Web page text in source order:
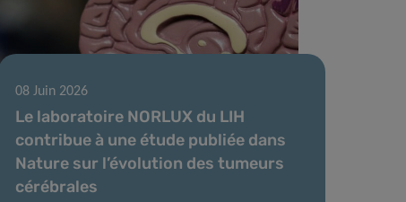
08 Juin 2026
Le laboratoire NORLUX du LIH
contribue à une étude publiée dans
Nature sur l’évolution des tumeurs
cérébrales